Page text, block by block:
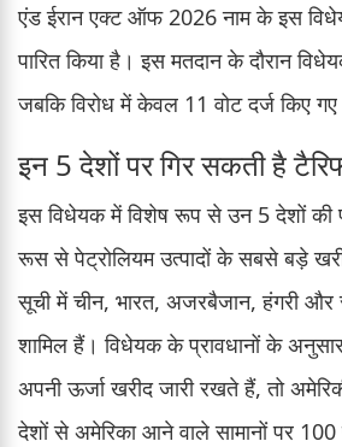
एंड ईरान एक्ट ऑफ 2026 नाम के इस
पारित किया है। इस मतदान के दौरान
जबकि विरोध में केवल 11 वोट दर्ज किए
इन 5 देशों पर गिर सकती है
इस विधेयक में विशेष रूप से उन 5 देशों की
रूस से पेट्रोलियम उत्पादों के सबसे बड़े
सूची में चीन, भारत, अजरबैजान, हंगरी और
शामिल हैं। विधेयक के प्रावधानों के
अपनी ऊर्जा खरीद जारी रखते हैं, तो
देशों से अमेरिका आने वाले सामानों पर